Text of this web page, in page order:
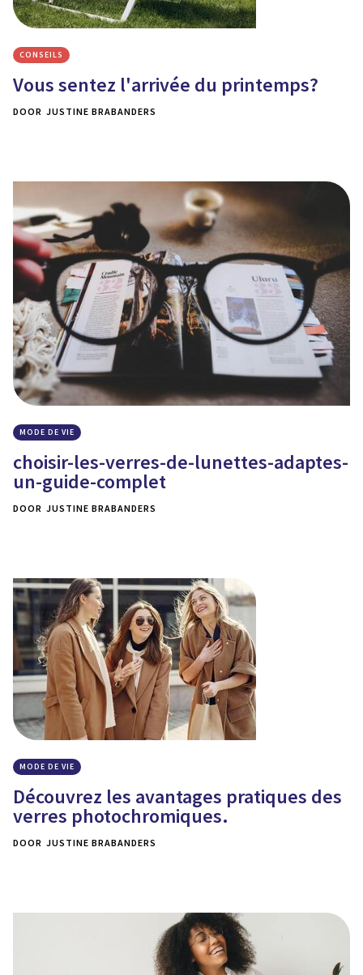
CONSEILS
Vous sentez l'arrivée du printemps?
DOOR JUSTINE BRABANDERS
MODE DE VIE
choisir-les-verres-de-lunettes-adaptes-
un-guide-complet
DOOR JUSTINE BRABANDERS
MODE DE VIE
Découvrez les avantages pratiques des
verres photochromiques.
DOOR JUSTINE BRABANDERS